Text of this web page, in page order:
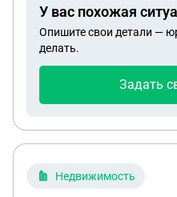
пени рассчитывать с 15
пени рассчитывать с
контракта 31 декабря
У вас похожая
Опишите свои детали —
делать.
Задать
Недвижимость